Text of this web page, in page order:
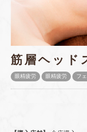
筋層ヘッド
眼精疲労 眼精疲労 フ